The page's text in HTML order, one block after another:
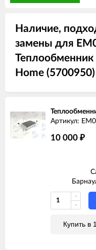
Наличие,
замены для
Теплообменник
Home (5700950)
Артикул:
10 000 ₽
Купить в